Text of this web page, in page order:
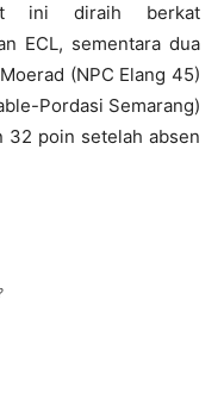
ini diraih berkat
ECL, sementara dua
(NPC Elang 45)
Pordasi Semarang)
32 poin setelah absen